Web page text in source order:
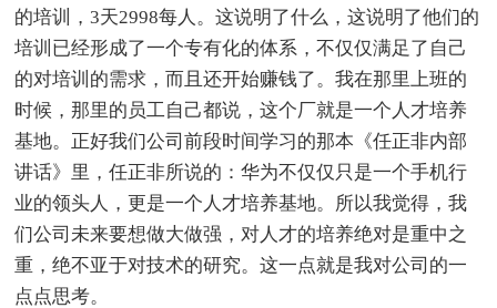
的培训，3天2998每人。这说明了什么，这说明了他们的
培训已经形成了一个专有化的体系，不仅仅满足了自己
的对培训的需求，而且还开始赚钱了。我在那里上班的
时候，那里的员工自己都说，这个厂就是一个人才培养
基地。正好我们公司前段时间学习的那本《任正非内部
讲话》里，任正非所说的：华为不仅仅只是一个手机行
业的领头人，更是一个人才培养基地。所以我觉得，我
们公司未来要想做大做强，对人才的培养绝对是重中之
重，绝不亚于对技术的研究。这一点就是我对公司的一
点点思考。